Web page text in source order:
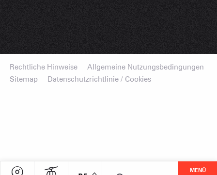
MENÜ
Rechtliche Hinweise
Allgemeine Nutzungsbedingungen
Sitemap
Datenschutzrichtlinie / Cookies